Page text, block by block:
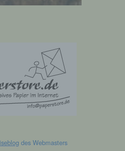
des Webmasters
ist eine natürliche oder
Behörde, Einrichtung
die personenbezogene
des Verantwortlichen
Einrichtung oder andere